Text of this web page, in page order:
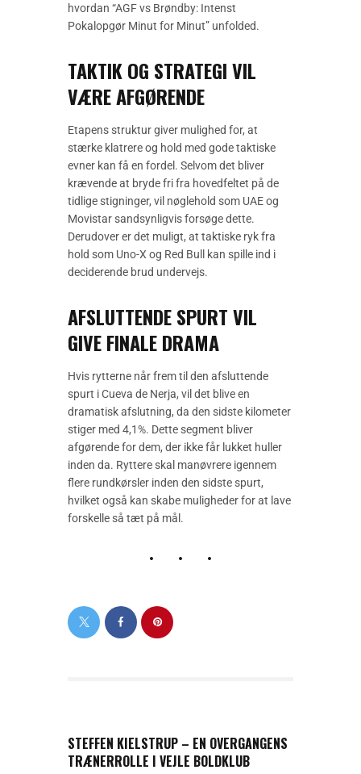
hvordan “AGF vs Brøndby: Intenst
Pokalopgør Minut for Minut” unfolded.
TAKTIK OG STRATEGI VIL
VÆRE AFGØRENDE
Etapens struktur giver mulighed for, at
stærke klatrere og hold med gode taktiske
evner kan få en fordel. Selvom det bliver
krævende at bryde fri fra hovedfeltet på de
tidlige stigninger, vil nøglehold som UAE og
Movistar sandsynligvis forsøge dette.
Derudover er det muligt, at taktiske ryk fra
hold som Uno-X og Red Bull kan spille ind i
deciderende brud undervejs.
AFSLUTTENDE SPURT VIL
GIVE FINALE DRAMA
Hvis rytterne når frem til den afsluttende
spurt i Cueva de Nerja, vil det blive en
dramatisk afslutning, da den sidste kilometer
stiger med 4,1%. Dette segment bliver
afgørende for dem, der ikke får lukket huller
inden da. Ryttere skal manøvrere igennem
flere rundkørsler inden den sidste spurt,
hvilket også kan skabe muligheder for at lave
forskelle så tæt på mål.
STEFFEN KIELSTRUP – EN OVERGANGENS
TRÆNERROLLE I VEJLE BOLDKLUB